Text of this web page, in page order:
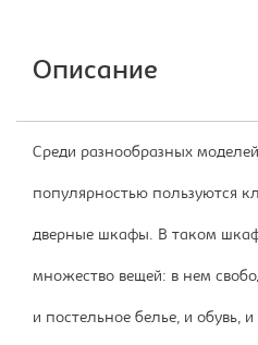
Описание
Среди разнообразных
популярностью пользуются
дверные шкафы. В таком
множество вещей: в нем
и постельное белье, и обувь,